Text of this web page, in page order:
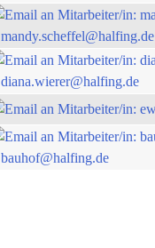
mandy.scheffel@halfing.de
diana.wierer@halfing.de
bauhof@halfing.de